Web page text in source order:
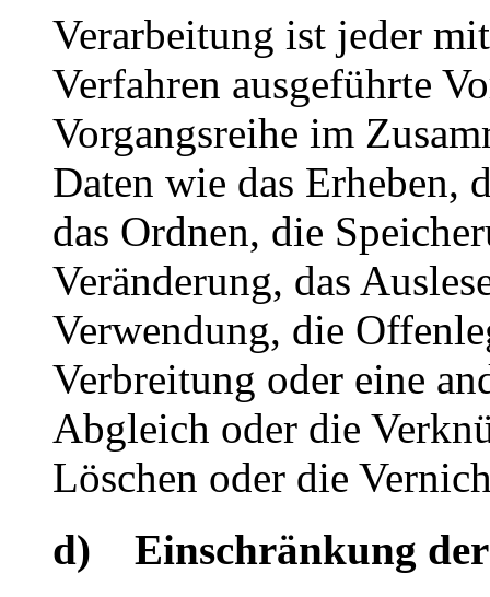
Verarbeitung ist jeder
Verfahren ausgeführte
Vorgangsreihe im
Daten wie das Erheben,
das Ordnen, die
Veränderung, das
Verwendung, die
Verbreitung oder eine
Abgleich oder die
Löschen oder die
d) Einschränkung der